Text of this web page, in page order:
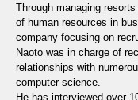
Through managing
of human resources in
company focusing on
Naoto was in charge of
relationships with
computer science.
He has interviewed over